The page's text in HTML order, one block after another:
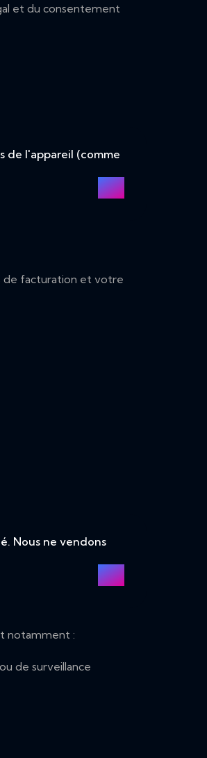
et du consentement
de l'appareil (comme
de facturation et votre
Nous ne vendons
notamment :
de surveillance